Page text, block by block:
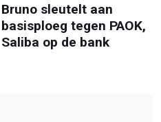
Bruno sleutelt aan
basisploeg tegen PAOK,
Saliba op de bank